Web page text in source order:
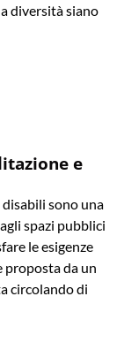
diversità siano
e
sono una
spazi pubblici
le esigenze
proposta da un
circolando di